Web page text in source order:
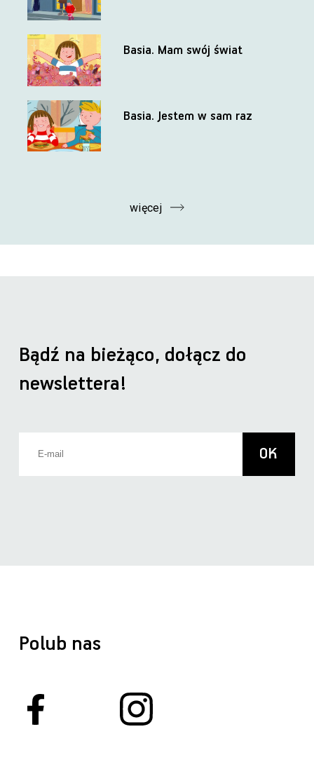
Basia. Mam swój świat
Basia. Jestem w sam raz
więcej
Polub nas
Bądź na bieżąco, dołącz do
newslettera!